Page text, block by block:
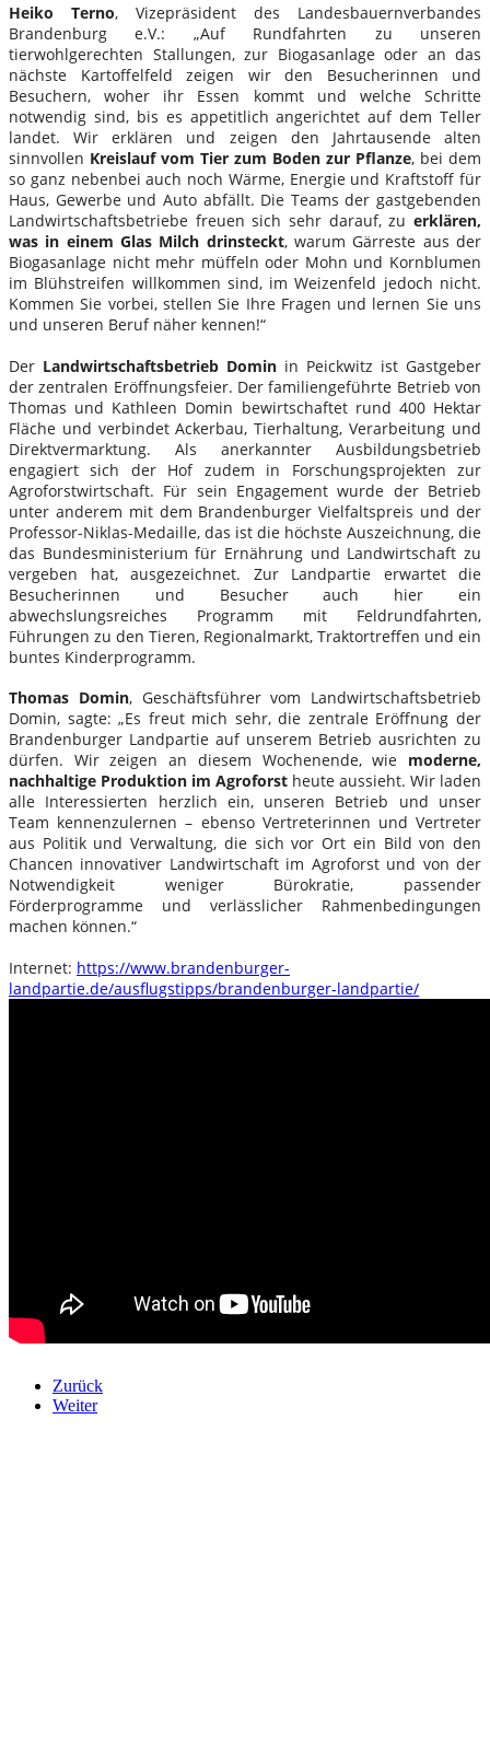
Heiko Terno, Vizepräsident des Landesbauernverbandes
Brandenburg e.V.: „Auf Rundfahrten zu unseren
tierwohlgerechten Stallungen, zur Biogasanlage oder an das
nächste Kartoffelfeld zeigen wir den Besucherinnen und
Besuchern, woher ihr Essen kommt und welche Schritte
notwendig sind, bis es appetitlich angerichtet auf dem Teller
landet. Wir erklären und zeigen den Jahrtausende alten
sinnvollen Kreislauf vom Tier zum Boden zur Pflanze, bei dem
so ganz nebenbei auch noch Wärme, Energie und Kraftstoff für
Haus, Gewerbe und Auto abfällt. Die Teams der gastgebenden
Landwirtschaftsbetriebe freuen sich sehr darauf, zu erklären,
was in einem Glas Milch drinsteckt, warum Gärreste aus der
Biogasanlage nicht mehr müffeln oder Mohn und Kornblumen
im Blühstreifen willkommen sind, im Weizenfeld jedoch nicht.
Kommen Sie vorbei, stellen Sie Ihre Fragen und lernen Sie uns
und unseren Beruf näher kennen!“
Der Landwirtschaftsbetrieb Domin in Peickwitz ist Gastgeber
der zentralen Eröffnungsfeier. Der familiengeführte Betrieb von
Thomas und Kathleen Domin bewirtschaftet rund 400 Hektar
Fläche und verbindet Ackerbau, Tierhaltung, Verarbeitung und
Direktvermarktung. Als anerkannter Ausbildungsbetrieb
engagiert sich der Hof zudem in Forschungsprojekten zur
Agroforstwirtschaft. Für sein Engagement wurde der Betrieb
unter anderem mit dem Brandenburger Vielfaltspreis und der
Professor-Niklas-Medaille, das ist die höchste Auszeichnung, die
das Bundesministerium für Ernährung und Landwirtschaft zu
vergeben hat, ausgezeichnet. Zur Landpartie erwartet die
Besucherinnen und Besucher auch hier ein
abwechslungsreiches Programm mit Feldrundfahrten,
Führungen zu den Tieren, Regionalmarkt, Traktortreffen und ein
buntes Kinderprogramm.
Thomas Domin, Geschäftsführer vom Landwirtschaftsbetrieb
Domin, sagte: „Es freut mich sehr, die zentrale Eröffnung der
Brandenburger Landpartie auf unserem Betrieb ausrichten zu
dürfen. Wir zeigen an diesem Wochenende, wie moderne,
nachhaltige Produktion im Agroforst heute aussieht. Wir laden
alle Interessierten herzlich ein, unseren Betrieb und unser
Team kennenzulernen – ebenso Vertreterinnen und Vertreter
aus Politik und Verwaltung, die sich vor Ort ein Bild von den
Chancen innovativer Landwirtschaft im Agroforst und von der
Notwendigkeit weniger Bürokratie, passender
Förderprogramme und verlässlicher Rahmenbedingungen
machen können.“
Internet: https://www.brandenburger-
landpartie.de/ausflugstipps/brandenburger-landpartie/
Zurück
Weiter